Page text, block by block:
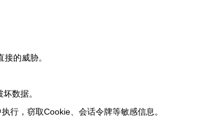
的威胁。
数据。
行，窃取Cookie、会话令牌等敏感信息。